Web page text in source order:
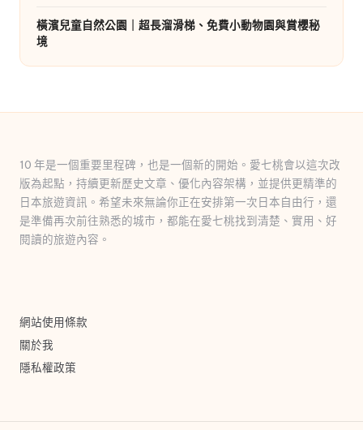
橫濱兒童自然公園｜超長溜滑梯、免費小動物園與賞櫻秘
境
10 年是一個重要里程碑，也是一個新的開始。愛七桃會以這次改
版為起點，持續更新歷史文章、優化內容架構，並提供更精準的
日本旅遊資訊。希望未來無論你正在安排第一次日本自由行，還
是準備再次前往熟悉的城市，都能在愛七桃找到清楚、實用、好
閱讀的旅遊內容。
網站使用條款
關於我
隱私權政策